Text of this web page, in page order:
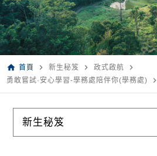
home 首頁 navigate_next 新生秘笈 navigate_next 政式啟航 navigate_next
勇敢嘗試·安心學習-學務處陪伴你(學務處) navigate_next
新生秘笈